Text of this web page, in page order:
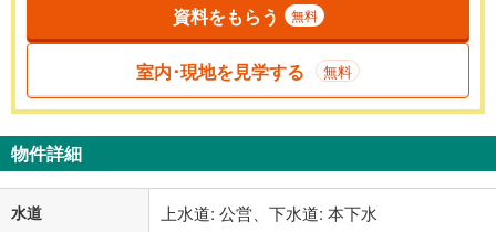
資料をもらう 無料
室内･現地を見学する 無料
物件詳細
水道 上水道: 公営、下水道: 本下水